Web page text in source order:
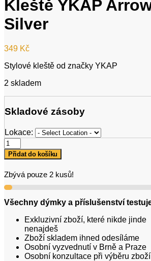
Kleště YKAP
Silver
349 Kč
Stylové kleště od značky YKAP
2 skladem
Skladové zásoby
Lokace:
Kleště
YKAP
Arrow
množství
Přidat do košíku
Zbývá pouze 2 kusů!
Všechny dýmky a příslušenství
Exkluzivní zboží, které nikde jinde
nenajdeš
Zboží skladem ihned odesíláme
Osobní vyzvednutí v Brně a Praze
Osobní konzultace při výběru zboží